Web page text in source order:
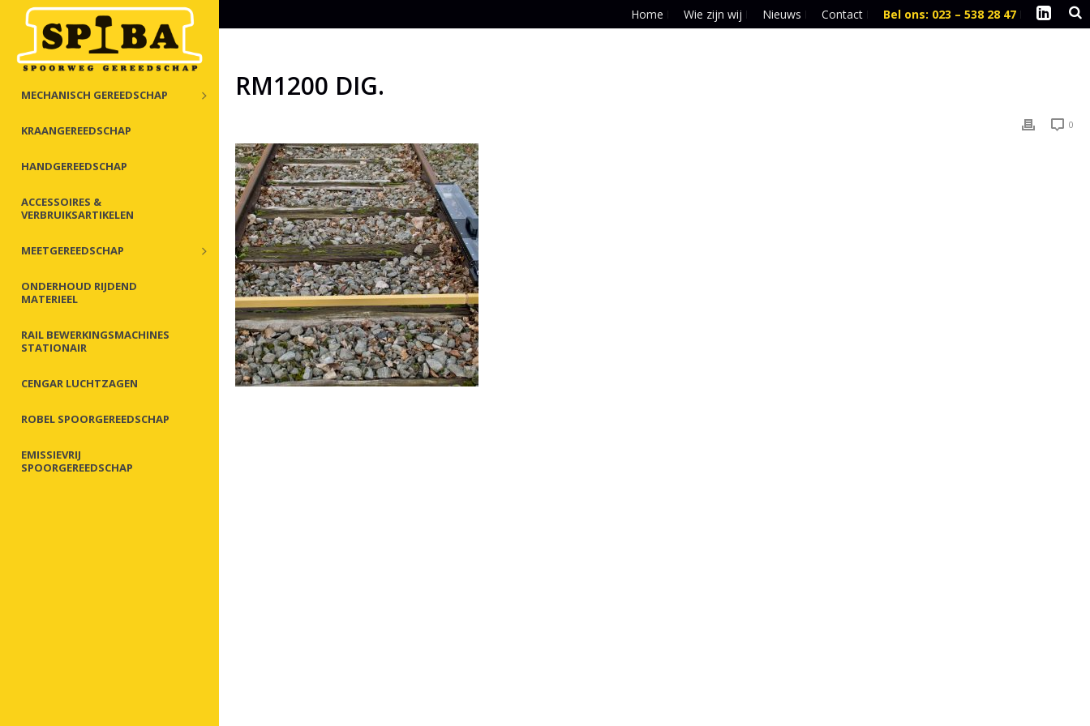
Home Wie zijn wij Nieuws Contact Bel ons: 023 – 538 28 47
MECHANISCH GEREEDSCHAP
KRAANGEREEDSCHAP
HANDGEREEDSCHAP
ACCESSOIRES &
VERBRUIKSARTIKELEN
MEETGEREEDSCHAP
ONDERHOUD RIJDEND
MATERIEEL
RAIL BEWERKINGSMACHINES
STATIONAIR
CENGAR LUCHTZAGEN
ROBEL SPOORGEREEDSCHAP
EMISSIEVRIJ
SPOORGEREEDSCHAP
RM1200 DIG.
0